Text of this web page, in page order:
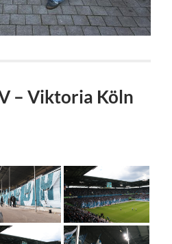
– Viktoria Köln